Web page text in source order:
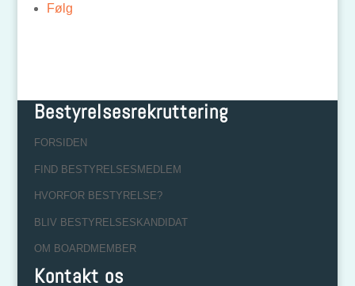
Følg
Bestyrelsesrekruttering
FORSIDEN
FIND BESTYRELSESMEDLEM
HVORFOR BESTYRELSE?
BLIV BESTYRELSESKANDIDAT
OM BOARDMEMBER
Kontakt os